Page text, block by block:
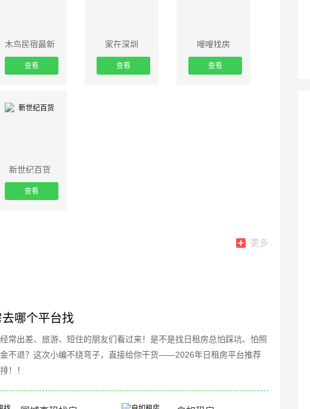
木鸟民宿最新
查看
家在深圳
查看
嗖嗖找房
查看
新世纪百货
查看
更多
去哪个平台找
常出差、旅游、短住的朋友们看过来！是不是找日租房总怕踩坑、怕照
不退？这次小编不绕弯子，直接给你干货——2026年日租房平台推荐
！！